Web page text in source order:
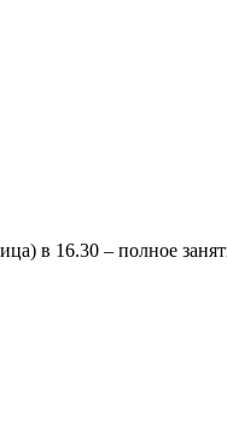
в 16.30 – полное